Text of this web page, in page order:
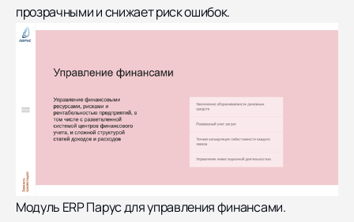
прозрачными и снижает риск ошибок.
Модуль ERP Парус для управления финансами.